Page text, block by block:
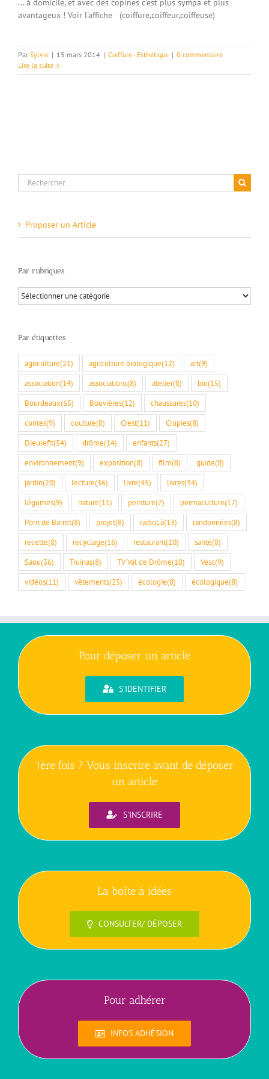
... à domicile, et avec des copines c'est plus sympa et plus
avantageux ! Voir l'affiche (coiffure,coiffeur,coiffeuse)
Par Sylvie | 15 mars 2014 | Coiffure - Esthétique | 0 commentaire
Lire la suite
Rechercher:
Proposer un Article
Par rubriques
Par
rubriques
Par étiquettes
agriculture(21) agriculture biologique(12) art(9)
association(14) associations(8) atelier(8) bio(15)
Bourdeaux(65) Bouvières(12) chaussures(10)
contes(9) couture(8) Crest(11) Crupies(8)
Dieulefit(54) drôme(14) enfants(27)
environnement(9) exposition(8) film(8) guide(8)
jardin(20) lecture(36) livre(45) livres(34)
légumes(9) nature(11) peinture(7) permaculture(17)
Pont de Barret(8) projet(8) radioLà(13) randonnées(8)
recette(8) recyclage(16) restaurant(10) santé(8)
Saou(36) Truinas(8) TV Val de Drôme(10) Vesc(9)
vidéos(11) vêtements(25) écologie(8) écologique(8)
Pour déposer un article
S'IDENTIFIER
1ère fois ? Vous inscrire avant de déposer
un article
S'INSCRIRE
La boîte à idées
CONSULTER/ DÉPOSER
Pour adhérer
INFOS ADHÉSION